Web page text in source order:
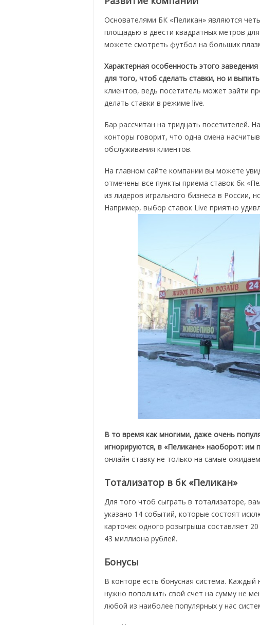
Основателями БК «Пеликан» являются
площадью в двести квадратных метров
можете смотреть футбол на больших
Характерная особенность этого
для того, чтоб сделать ставки, но и
клиентов, ведь посетитель может зайти
делать ставки в режиме live.
Бар рассчитан на тридцать посетителей.
конторы говорит, что одна смена
обслуживания клиентов.
На главном сайте компании вы можете
отмечены все пункты приема ставок бк
из лидеров игрального бизнеса в России,
Например, выбор ставок Live приятно
В то время как многими, даже очень
игнорируются, в «Пеликане» наоборот:
онлайн ставку не только на самые
Тотализатор в бк «Пеликан»
Для того чтоб сыграть в тотализаторе,
указано 14 событий, которые состоят
карточек одного розыгрыша составляет
43 миллиона рублей.
Бонусы
В конторе есть бонусная система.
нужно пополнить свой счет на сумму не
любой из наиболее популярных у нас